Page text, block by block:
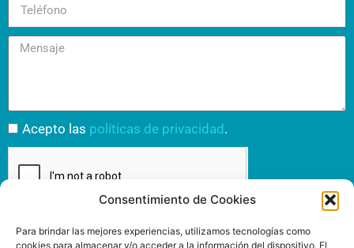
Consentimiento de Cookies
Para brindar las mejores experiencias, utilizamos tecnologías como
cookies para almacenar y/o acceder a la información del dispositivo. El
Acepto las políticas de privacidad.
Enviar